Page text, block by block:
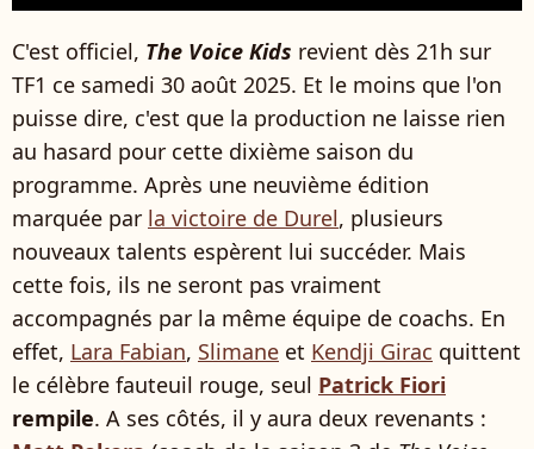
C'est officiel, The Voice Kids revient dès 21h sur
TF1 ce samedi 30 août 2025. Et le moins que l'on
puisse dire, c'est que la production ne laisse rien
au hasard pour cette dixième saison du
programme. Après une neuvième édition
marquée par la victoire de Durel, plusieurs
nouveaux talents espèrent lui succéder. Mais
cette fois, ils ne seront pas vraiment
accompagnés par la même équipe de coachs. En
effet, Lara Fabian, Slimane et Kendji Girac quittent
le célèbre fauteuil rouge, seul Patrick Fiori
rempile. A ses côtés, il y aura deux revenants :